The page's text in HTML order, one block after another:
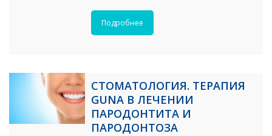
Подробнее
СТОМАТОЛОГИЯ. ТЕРАПИЯ
GUNA В ЛЕЧЕНИИ
ПАРОДОНТИТА И
ПАРОДОНТОЗА